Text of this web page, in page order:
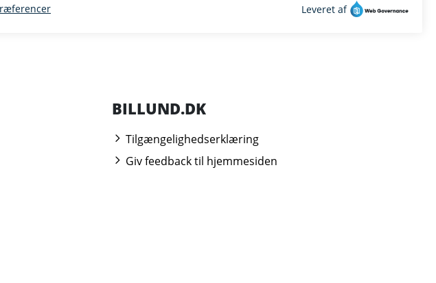
BILLUND.DK
Tilgængelighedserklæring
Giv feedback til hjemmesiden